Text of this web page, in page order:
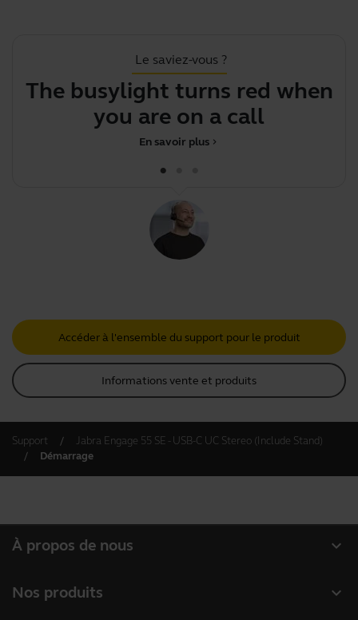
Le saviez-vous ?
The busylight turns red when
you are on a call
chevron_right
En savoir plus
Accéder à l'ensemble du support pour le produit
Informations vente et produits
Support
Jabra Engage 55 SE - USB-C UC Stereo (Include Stand)
Démarrage
expand_more
À propos de nous
expand_more
Nos produits